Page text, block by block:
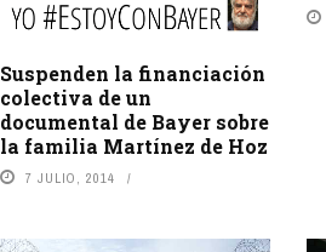
Suspenden la financiación
colectiva de un
documental de Bayer sobre
la familia Martínez de Hoz
7 JULIO, 2014